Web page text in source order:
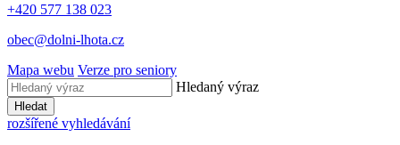
+420 577 138 023
obec@dolni-lhota.cz
Mapa webu Verze pro seniory
Hledaný výraz
Hledat
rozšířené vyhledávání